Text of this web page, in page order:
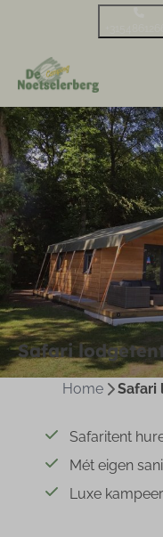
Safari
Home Safari
Safaritent
Mét eigen
Luxe